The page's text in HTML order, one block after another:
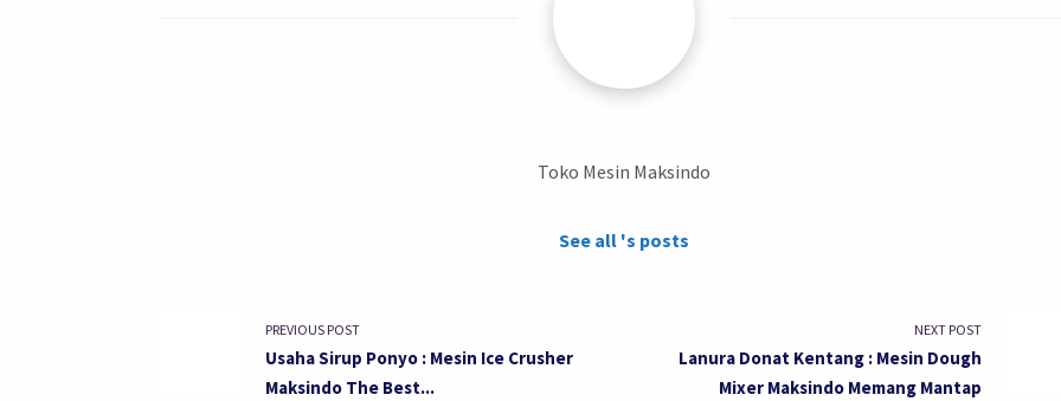
Toko Mesin Maksindo
See all 's posts
PREVIOUS POST
Usaha Sirup Ponyo : Mesin Ice Crusher
Maksindo The Best...
NEXT POST
Lanura Donat Kentang : Mesin Dough
Mixer Maksindo Memang Mantap